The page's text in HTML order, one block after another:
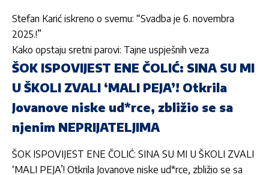
Stefan Karić iskreno o svemu: “Svadba je 6. novembra
2025.!”
Kako opstaju sretni parovi: Tajne uspješnih veza
ŠOK ISPOVIJEST ENE ČOLIĆ: SINA SU MI
U ŠKOLI ZVALI ‘MALI PEJA’! Otkrila
Jovanove niske ud*rce, zbližio se sa
njenim NEPRIJATELJIMA
ŠOK ISPOVIJEST ENE ČOLIĆ: SINA SU MI U ŠKOLI ZVALI
‘MALI PEJA’! Otkrila Jovanove niske ud*rce, zbližio se sa